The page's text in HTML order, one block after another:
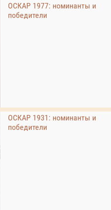
ОСКАР 1977: номинанты и
победители
ОСКАР 1931: номинанты и
победители